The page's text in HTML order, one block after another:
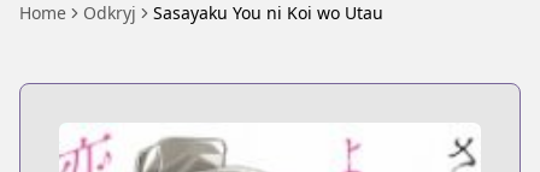
Home Odkryj Sasayaku You ni Koi wo Utau